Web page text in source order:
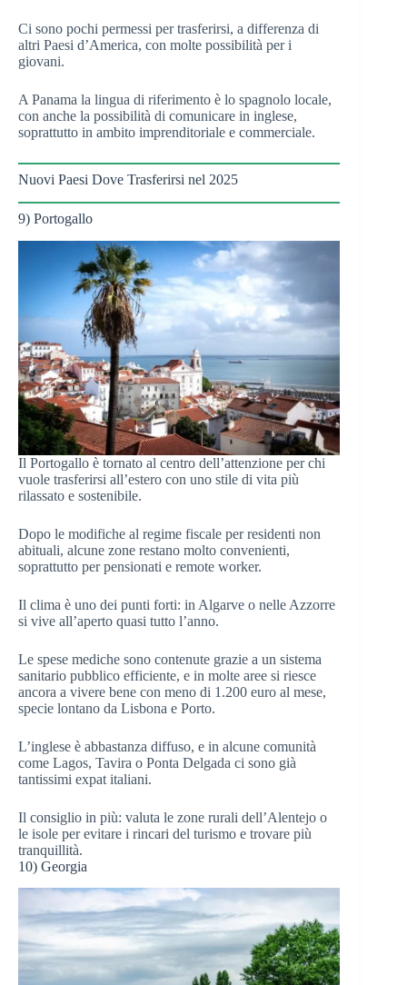
Ci sono pochi permessi per trasferirsi, a differenza di
altri Paesi d’America, con molte possibilità per i
giovani.
A Panama la lingua di riferimento è lo spagnolo locale,
con anche la possibilità di comunicare in inglese,
soprattutto in ambito imprenditoriale e commerciale.
Nuovi Paesi Dove Trasferirsi nel 2025
9) Portogallo
Il Portogallo è tornato al centro dell’attenzione per chi
vuole trasferirsi all’estero con uno stile di vita più
rilassato e sostenibile.
Dopo le modifiche al regime fiscale per residenti non
abituali, alcune zone restano molto convenienti,
soprattutto per pensionati e remote worker.
Il clima è uno dei punti forti: in Algarve o nelle Azzorre
si vive all’aperto quasi tutto l’anno.
Le spese mediche sono contenute grazie a un sistema
sanitario pubblico efficiente, e in molte aree si riesce
ancora a vivere bene con meno di 1.200 euro al mese,
specie lontano da Lisbona e Porto.
L’inglese è abbastanza diffuso, e in alcune comunità
come Lagos, Tavira o Ponta Delgada ci sono già
tantissimi expat italiani.
Il consiglio in più: valuta le zone rurali dell’Alentejo o
le isole per evitare i rincari del turismo e trovare più
tranquillità.
10) Georgia